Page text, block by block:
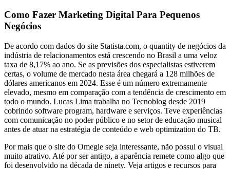
Como Fazer Marketing Digital Para Pequenos
Negócios
De acordo com dados do site Statista.com, o quantity de negócios da
indústria de relacionamentos está crescendo no Brasil a uma veloz
taxa de 8,17% ao ano. Se as previsões dos especialistas estiverem
certas, o volume de mercado nesta área chegará a 128 milhões de
dólares americanos em 2024. Esse é um número extremamente
elevado, mesmo em comparação com a tendência de crescimento em
todo o mundo. Lucas Lima trabalha no Tecnoblog desde 2019
cobrindo software program, hardware e serviços. Teve experiências
com comunicação no poder público e no setor de educação musical
antes de atuar na estratégia de conteúdo e web optimization do TB.
Por mais que o site do Omegle seja interessante, não possui o visual
muito atrativo. Até por ser antigo, a aparência remete como algo que
foi desenvolvido na década de ninety. Veja artigos e recursos para